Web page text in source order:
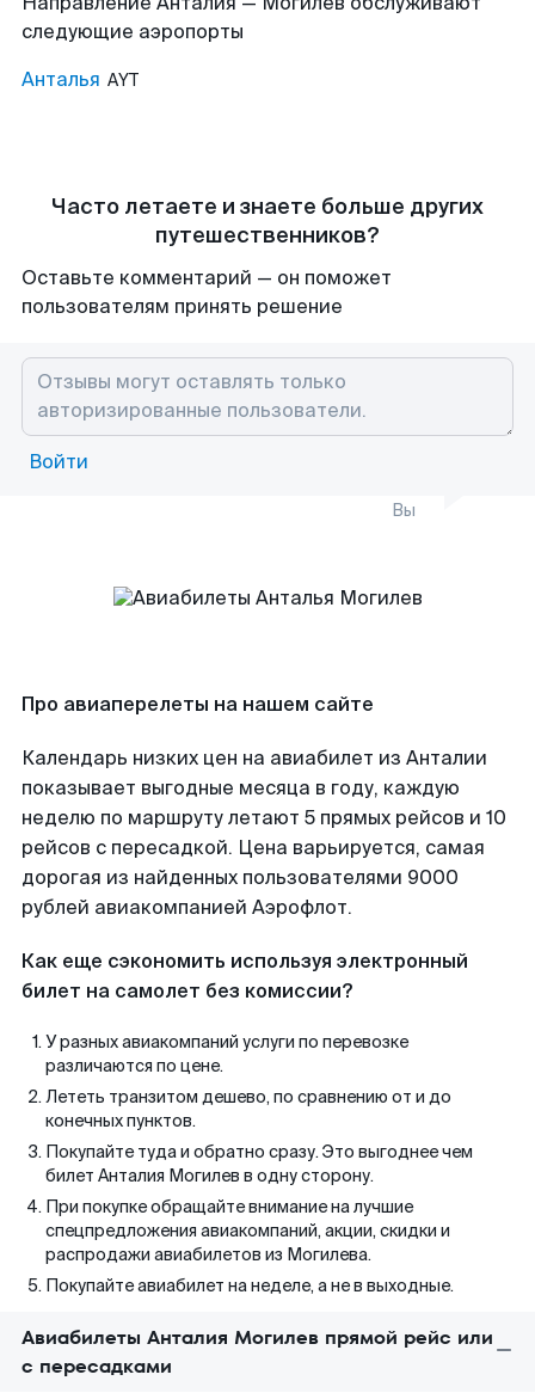
следующие аэропорты
Анталья AYT
Часто летаете и знаете больше других
путешественников?
Оставьте комментарий — он поможет
пользователям принять решение
Войти
Вы
Про авиаперелеты на нашем сайте
Календарь низких цен на авиабилет из Анталии
показывает выгодные месяца в году, каждую
неделю по маршруту летают 5 прямых рейсов и 10
рейсов с пересадкой. Цена варьируется, самая
дорогая из найденных пользователями 9000
рублей авиакомпанией Аэрофлот.
Как еще сэкономить используя электронный
билет на самолет без комиссии?
У разных авиакомпаний услуги по перевозке
различаются по цене.
Лететь транзитом дешево, по сравнению от и до
конечных пунктов.
Покупайте туда и обратно сразу. Это выгоднее чем
билет Анталия Могилев в одну сторону.
При покупке обращайте внимание на лучшие
спецпредложения авиакомпаний, акции, скидки и
распродажи авиабилетов из Могилева.
Покупайте авиабилет на неделе, а не в выходные.
Авиабилеты Анталия Могилев прямой рейс или
с пересадками